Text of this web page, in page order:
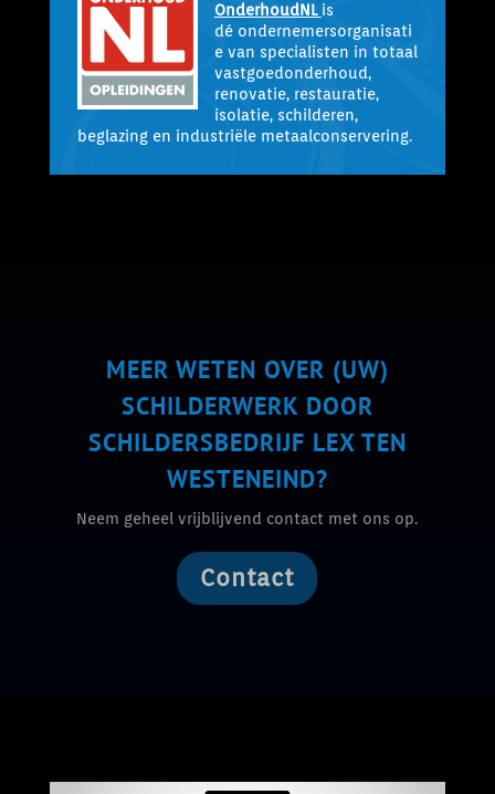
OnderhoudNL is
dé ondernemersorganisati
e van specialisten in totaal
vastgoedonderhoud,
renovatie, restauratie,
isolatie, schilderen,
beglazing en industriële metaalconservering.
MEER WETEN OVER (UW)
SCHILDERWERK DOOR
SCHILDERSBEDRIJF LEX TEN
WESTENEIND?
Neem geheel vrijblijvend contact met ons op.
Contact